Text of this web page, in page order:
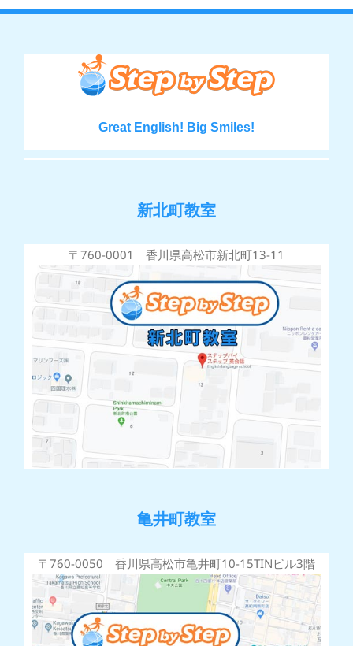
Great English! Big Smiles!
新北町教室
〒760-0001 香川県高松市新北町13-11
亀井町教室
〒760-0050 香川県高松市亀井町10-15TINビル3階